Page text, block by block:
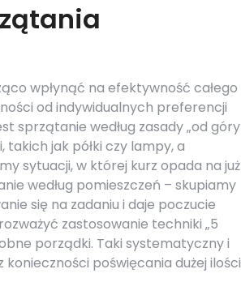
wpłynąć na efektywność całego
od indywidualnych preferencji
sprzątanie według zasady „od góry
takich jak półki czy lampy, a
sytuacji, w której kurz opada na już
według pomieszczeń – skupiamy
się na zadaniu i daje poczucie
zastosowanie techniki „5
porządki. Taki systematyczny i
poświęcania dużej ilości